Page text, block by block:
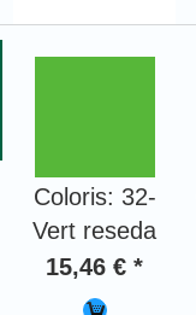
Coloris: 32-
Vert reseda
15,46 € *